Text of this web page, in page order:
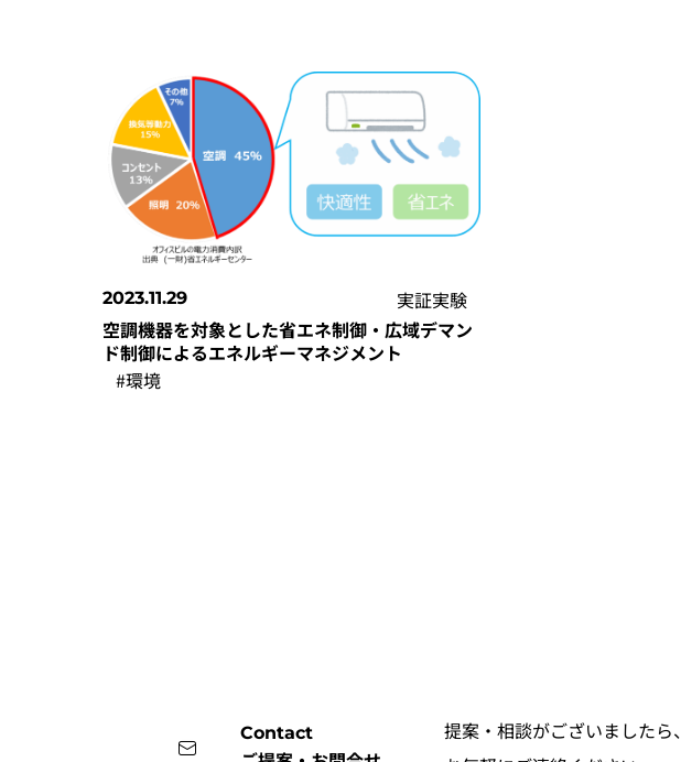
2023.11.29
実証実験
空調機器を対象とした省エネ制御・広域デマン
ド制御によるエネルギーマネジメント
#環境
Contact
提案・相談がございましたら、